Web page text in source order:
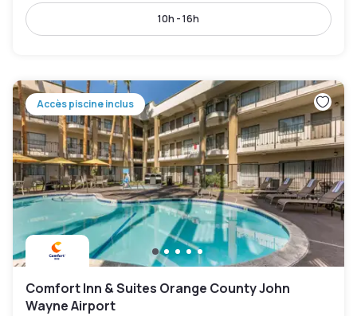
10h - 16h
Accès piscine inclus
Comfort Inn & Suites Orange County John
Wayne Airport